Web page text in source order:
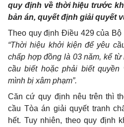
quy định về thời hiệu trước
bản án, quyết định giải quyết
Theo quy định Điều 429 của
“Thời hiệu khởi kiện để yêu
chấp hợp đồng là 03 năm, kể
cầu biết hoặc phải biết
mình bị xâm phạm”.
Căn cứ quy định nêu trên thì
cầu Tòa án giải quyết tranh
hết. Tuy nhiên, theo quy định